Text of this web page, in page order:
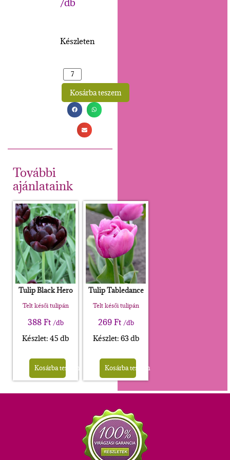
Készleten
Kosárba teszem
Alternative:
További
ajánlataink
Tulip Black Hero
Telt késői tulipán
388Ft /db
Készlet: 45 db
Kosárba teszem
Tulip Tabledance
Telt késői tulipán
269Ft /db
Készlet: 63 db
Kosárba teszem